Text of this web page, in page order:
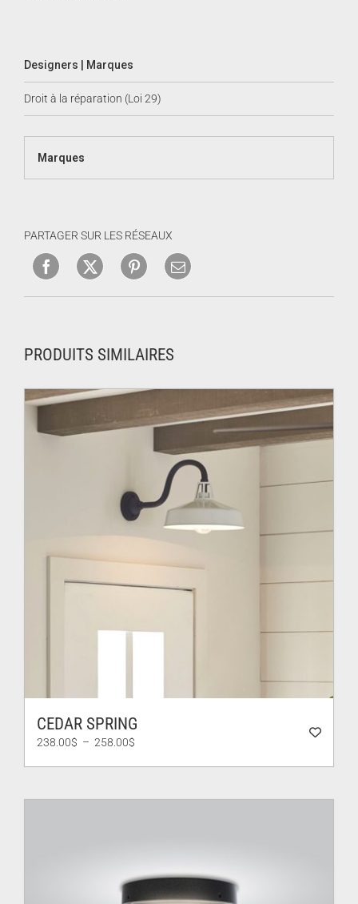
Designers | Marques
Droit à la réparation (Loi 29)
Marques
PARTAGER SUR LES RÉSEAUX
PRODUITS SIMILAIRES
CEDAR SPRING
238.00$ – 258.00$